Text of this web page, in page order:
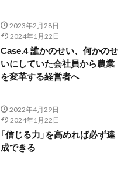
2023年2月28日
2024年1月22日
Case.4 誰かのせい、何かのせ
いにしていた会社員から農業
を変革する経営者へ
2022年4月29日
2024年1月22日
「信じる力」を高めれば必ず達
成できる